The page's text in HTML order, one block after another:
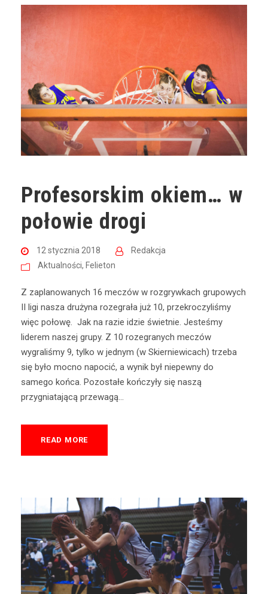
Profesorskim okiem… w
połowie drogi
12 stycznia 2018
Redakcja
Aktualności, Felieton
Z zaplanowanych 16 meczów w rozgrywkach grupowych
II ligi nasza drużyna rozegrała już 10, przekroczyliśmy
więc połowę. Jak na razie idzie świetnie. Jesteśmy
liderem naszej grupy. Z 10 rozegranych meczów
wygraliśmy 9, tylko w jednym (w Skierniewicach) trzeba
się było mocno napocić, a wynik był niepewny do
samego końca. Pozostałe kończyły się naszą
przygniatającą przewagą...
READ MORE